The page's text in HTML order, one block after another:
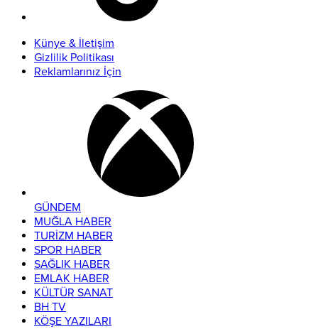
Künye & İletişim
Gizlilik Politikası
Reklamlarınız İçin
GÜNDEM
MUĞLA HABER
TURİZM HABER
SPOR HABER
SAĞLIK HABER
EMLAK HABER
KÜLTÜR SANAT
BH TV
KÖŞE YAZILARI